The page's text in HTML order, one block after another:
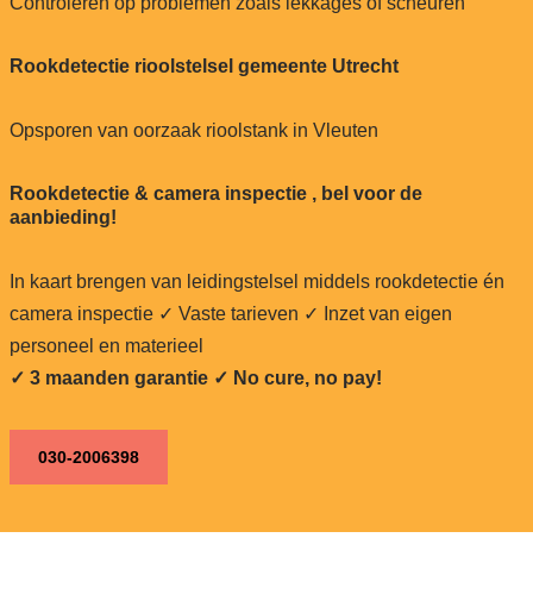
Rookdetectie rioolstelsel gemeente Utrecht
Opsporen van oorzaak rioolstank in Vleuten
Rookdetectie & camera inspectie , bel voor de
aanbieding!
In kaart brengen van leidingstelsel middels rookdetectie én
camera inspectie ✓ Vaste tarieven ✓ Inzet van eigen
personeel en materieel
✓ 3 maanden garantie ✓ No cure, no pay!
030-2006398